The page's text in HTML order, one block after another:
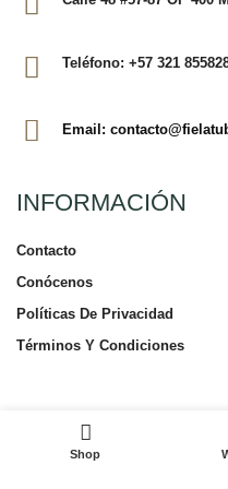
Teléfono: +57 321
Email:
INFORMACIÓN
Contacto
Conócenos
Políticas De Privacidad
Términos Y Condiciones
TIENDA EN LÍNEA
Shop